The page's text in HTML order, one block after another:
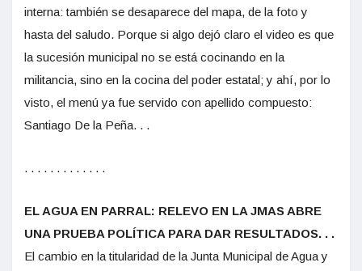
interna: también se desaparece del mapa, de la foto y
hasta del saludo. Porque si algo dejó claro el video es que
la sucesión municipal no se está cocinando en la
militancia, sino en la cocina del poder estatal; y ahí, por lo
visto, el menú ya fue servido con apellido compuesto:
Santiago De la Peña. . .
. . . . . . . . . . . . .
EL AGUA EN PARRAL: RELEVO EN LA JMAS ABRE
UNA PRUEBA POLÍTICA PARA DAR RESULTADOS. . .
El cambio en la titularidad de la Junta Municipal de Agua y